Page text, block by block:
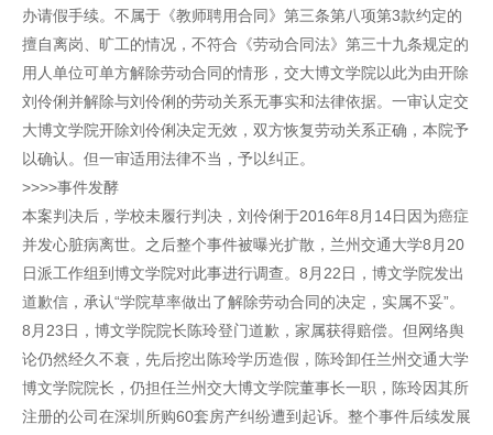
办请假手续。不属于《教师聘用合同》第三条第八项第3款约定的
擅自离岗、旷工的情况，不符合《劳动合同法》第三十九条规定的
用人单位可单方解除劳动合同的情形，交大博文学院以此为由开除
刘伶俐并解除与刘伶俐的劳动关系无事实和法律依据。一审认定交
大博文学院开除刘伶俐决定无效，双方恢复劳动关系正确，本院予
以确认。但一审适用法律不当，予以纠正。
>>>>事件发酵
本案判决后，学校未履行判决，刘伶俐于2016年8月14日因为癌症
并发心脏病离世。之后整个事件被曝光扩散，兰州交通大学8月20
日派工作组到博文学院对此事进行调查。8月22日，博文学院发出
道歉信，承认“学院草率做出了解除劳动合同的决定，实属不妥”。
8月23日，博文学院院长陈玲登门道歉，家属获得赔偿。但网络舆
论仍然经久不衰，先后挖出陈玲学历造假，陈玲卸任兰州交通大学
博文学院院长，仍担任兰州交大博文学院董事长一职，陈玲因其所
注册的公司在深圳所购60套房产纠纷遭到起诉。整个事件后续发展